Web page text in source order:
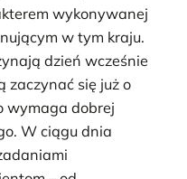
wykonywanej
w tym kraju.
dzień wcześnie
zaczynać się już o
wymaga dobrej
W ciągu dnia